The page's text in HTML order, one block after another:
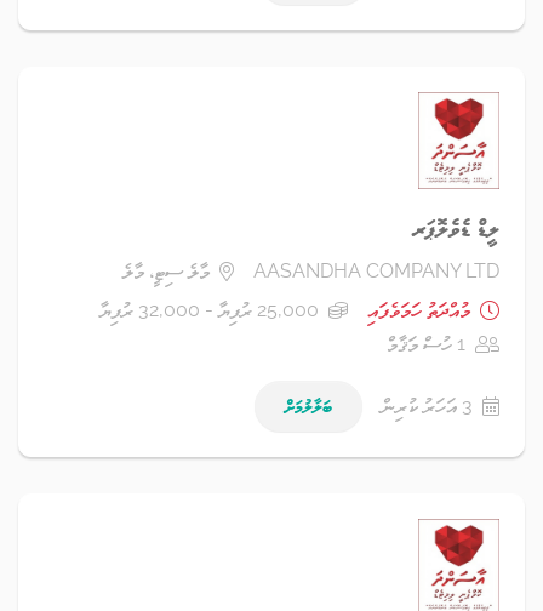
ލީޑް ޑެވެލޮޕަރ
AASANDHA COMPANY LTD
މާލެ ސިޓީ، މާލެ
މުއްދަތު ހަމަވެފައި
25,000 ރުފިޔާ - 32,000 ރުފިޔާ
1 ހުސް މަޤާމް
3 އަހަރު ކުރިން ބަލާލުމަށް